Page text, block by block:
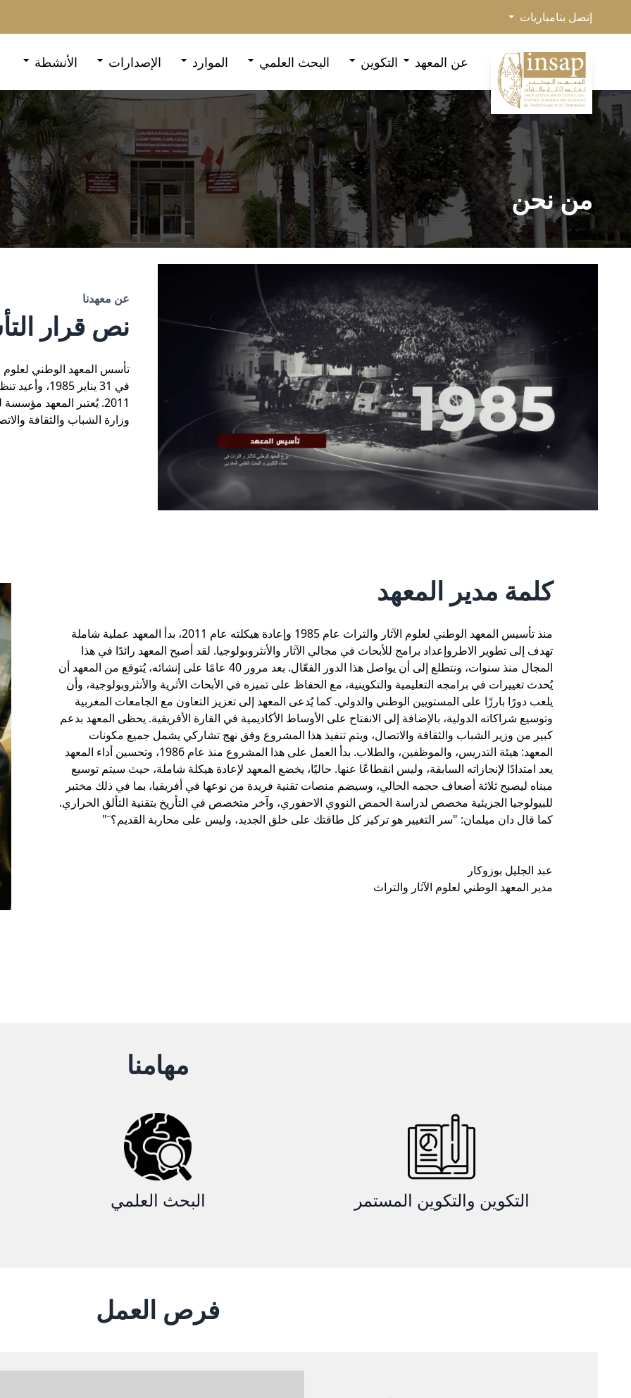
إتصل بنامباريات
عن المعهد التكوين البحث العلمي الموارد الإصدارات الأنشطة
من نحن
عن معهدنا
نص قرار
2011. يُعتبر المعهد
وزارة الشباب والثقافة
كلمة مدير المعهد
منذ تأسيس المعهد الوطني لعلوم الآثار والتراث عام 1985 وإعادة هيكلته عام 2011، بدأ المعهد عملية شاملة
تهدف إلى تطوير الاطروإعداد برامج للأبحاث في مجالي الآثار والأنثروبولوجيا. لقد أصبح المعهد رائدًا في هذا
المجال منذ سنوات، ونتطلع إلى أن يواصل هذا الدور الفعّال. بعد مرور 40 عامًا على إنشائه، يُتوقع من المعهد أن
يُحدث تغييرات في برامجه التعليمية والتكوينية، مع الحفاظ على تميزه في الأبحاث الأثرية والأنثروبولوجية، وأن
يلعب دورًا بارزًا على المستويين الوطني والدولي. كما يُدعى المعهد إلى تعزيز التعاون مع الجامعات المغربية
وتوسيع شراكاته الدولية، بالإضافة إلى الانفتاح على الأوساط الأكاديمية في القارة الأفريقية. يحظى المعهد بدعم
كبير من وزير الشباب والثقافة والاتصال، ويتم تنفيذ هذا المشروع وفق نهج تشاركي يشمل جميع مكونات
المعهد: هيئة التدريس، والموظفين، والطلاب. بدأ العمل على هذا المشروع منذ عام 1986، وتحسين أداء المعهد
يعد امتدادًا لإنجازاته السابقة، وليس انقطاعًا عنها. حاليًا، يخضع المعهد لإعادة هيكلة شاملة، حيث سيتم توسيع
مبناه ليصبح ثلاثة أضعاف حجمه الحالي، وسيضم منصات تقنية فريدة من نوعها في أفريقيا، بما في ذلك مختبر
للبيولوجيا الجزيئية مخصص لدراسة الحمض النووي الاحفوري، وآخر متخصص في التأريخ بتقنية التألق الحراري.
كما قال دان ميلمان: "سر التغيير هو تركيز كل طاقتك على خلق الجديد، وليس على محاربة القديم؟ َ"
عبد الجليل بوزوكار
مدير المعهد الوطني لعلوم الآثار والتراث
مهامنا
التكوين والتكوين المستمر البحث العلمي
فرص العمل